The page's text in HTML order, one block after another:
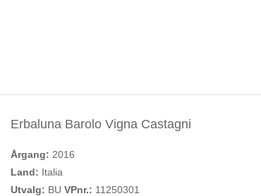
Erbaluna Barolo Vigna Castagni
Årgang: 2016
Land: Italia
Utvalg: BUVPnr.: 11250301